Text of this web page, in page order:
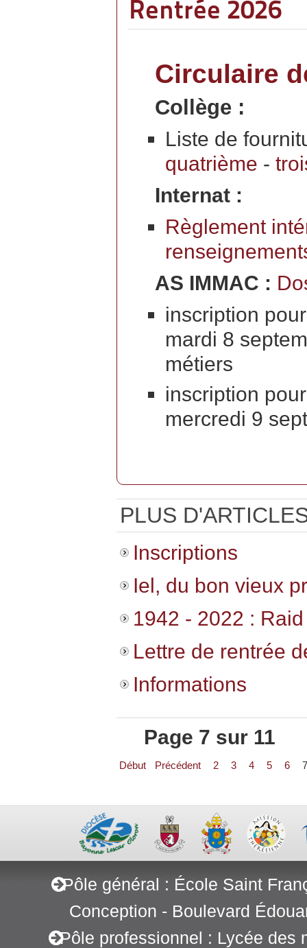
Rentrée 2026
Circulaire
Collège :
Liste de
quatrième -
Internat :
Règlement
AS IMMAC :
inscription
mardi 8
métiers
inscription
mercredi 9
PLUS
Inscriptions
Iel, du bon vieux
1942 - 2022 :
Lettre de rentrée
Informations
Page 7 sur 11
Début Précédent 2 3 4 5 6 7
Pôle général : École Saint
Conception - Boulevard
Pôle professionnel : Lycée des